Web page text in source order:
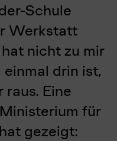
Schule
Werkstatt
nicht zu mir
drin ist,
Eine
für
gezeigt: